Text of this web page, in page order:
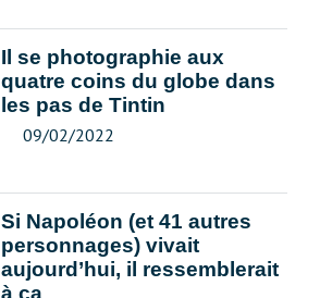
Il se photographie aux
quatre coins du globe dans
les pas de Tintin
09/02/2022
Si Napoléon (et 41 autres
personnages) vivait
aujourd’hui, il ressemblerait
à ça